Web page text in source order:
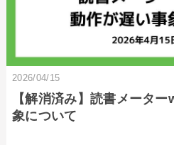
2026/04/15
【解消済み】読書メータ
象について